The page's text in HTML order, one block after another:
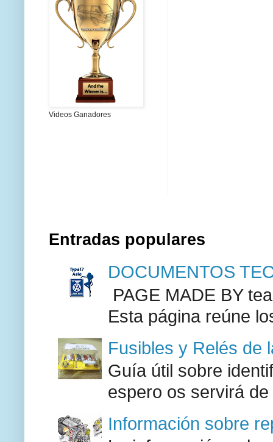
Videos Ganadores
Entradas populares
DOCUMENTOS
PAGE MADE BY
Esta página reúne
Fusibles y Relés de
Guía útil sobre
espero os servirá
Información sobre